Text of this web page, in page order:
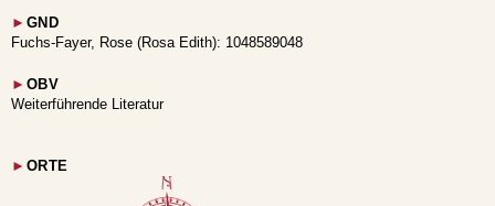
► GND
Fuchs-Fayer, Rose (Rosa Edith): 1048589048
► OBV
Weiterführende Literatur
► ORTE